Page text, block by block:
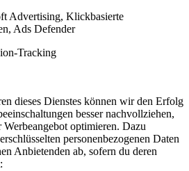
Advertising, Klickbasierte
Ads Defender
Tracking
dieses Dienstes können wir den Erfolg
besser nachvollziehen,
Werbeangebot optimieren. Dazu
personenbezogenen Daten
Anbietenden ab, sofern du deren